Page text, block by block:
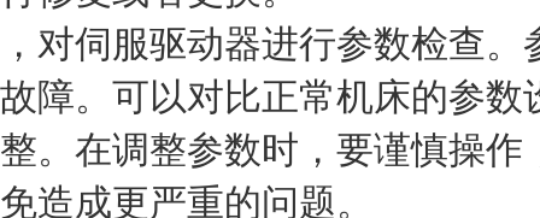
，对伺服驱动器进行参数检查
故障。可以对比正常机床的参
整。在调整参数时，要谨慎操
免造成更严重的问题。